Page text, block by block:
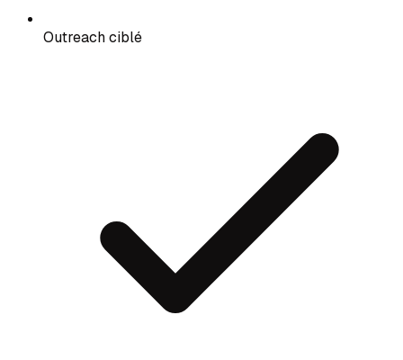
Outreach ciblé